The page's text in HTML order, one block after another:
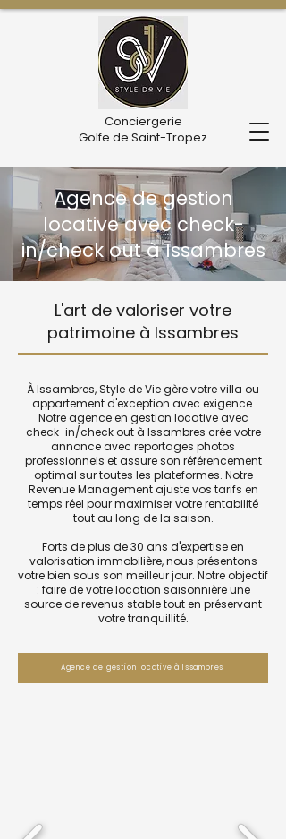
Conciergerie
Golfe de Saint-Tropez
Agence de gestion
locative avec check-
in/check out à Issambres
L'art de valoriser votre
patrimoine à Issambres
À Issambres, Style de Vie gère votre villa ou
appartement d'exception avec exigence.
Notre agence en gestion locative avec
check-in/check out à Issambres crée votre
annonce avec reportages photos
professionnels et assure son référencement
optimal sur toutes les plateformes. Notre
Revenue Management ajuste vos tarifs en
temps réel pour maximiser votre rentabilité
tout au long de la saison.
Forts de plus de 30 ans d'expertise en
valorisation immobilière, nous présentons
votre bien sous son meilleur jour. Notre objectif
: faire de votre location saisonnière une
source de revenus stable tout en préservant
votre tranquillité.
Agence de gestion locative à Issambres